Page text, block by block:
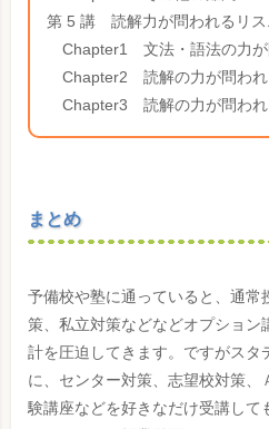
第 5 講 読解力が問われるリス
Chapter1 文法・語法の力が
Chapter2 読解の力が問われ
Chapter3 読解の力が問われ
まとめ
予備校や塾に通っていると、通常
策、私立対策などなどオプション
計を圧迫してきます。ですがスタ
に、センター対策、志望校対策、
験講座などを好きなだけ受講して